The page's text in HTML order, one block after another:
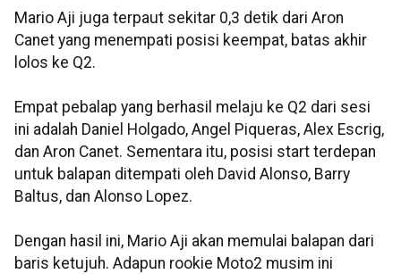
Mario Aji juga terpaut sekitar 0,3 detik dari Aron
Canet yang menempati posisi keempat, batas akhir
lolos ke Q2.
Empat pebalap yang berhasil melaju ke Q2 dari sesi
ini adalah Daniel Holgado, Angel Piqueras, Alex Escrig,
dan Aron Canet. Sementara itu, posisi start terdepan
untuk balapan ditempati oleh David Alonso, Barry
Baltus, dan Alonso Lopez.
Dengan hasil ini, Mario Aji akan memulai balapan dari
baris ketujuh. Adapun rookie Moto2 musim ini